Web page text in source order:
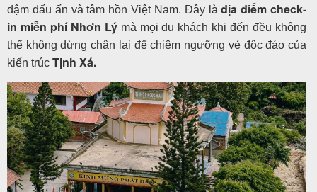
đậm dấu ấn và tâm hồn Việt Nam. Đây làđịa điểm check-
in miễn phí Nhơn Lýmà mọi du khách khi đến đều không
thể không dừng chân lại để chiêm ngưỡng vẻ độc đáo của
kiến trúc Tịnh Xá.